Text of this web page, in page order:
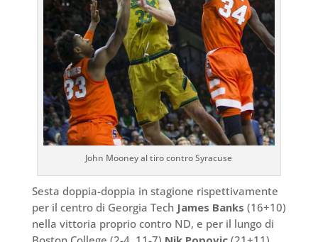
John Mooney al tiro contro Syracuse
Sesta doppia-doppia in stagione rispettivamente
per il centro di Georgia Tech James Banks (16+10)
nella vittoria proprio contro ND, e per il lungo di